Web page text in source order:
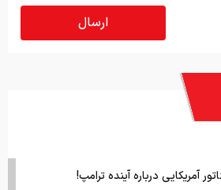
آمریکایی درباره آینده ترامپ!